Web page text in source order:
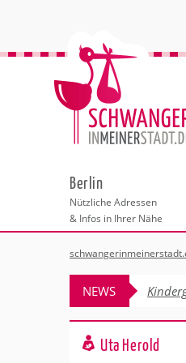
Berlin
Nützliche Adressen
& Infos in Ihrer Nähe
Städteauswahl
Adressen
Behördengänge &
NEWS
Uta Herold